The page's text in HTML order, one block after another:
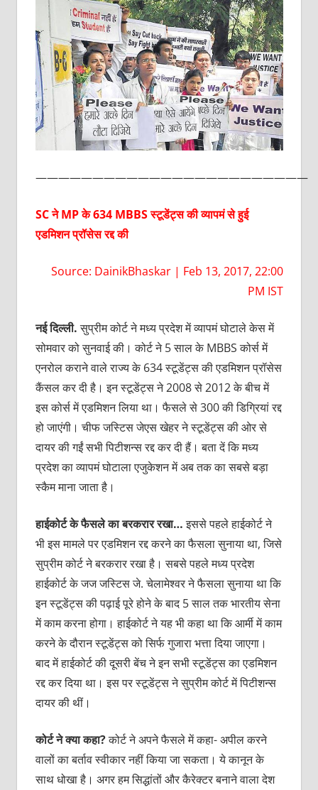
————————————————————————
SC ने MP के 634 MBBS स्टूडेंट्स की व्यापमं से हुई
एडमिशन प्रॉसेस रद्द की
Source: DainikBhaskar | Feb 13, 2017, 22:00
PM IST
नईदिल्ली.सुप्रीम कोर्ट ने मध्य प्रदेश में व्यापमं घोटाले केस में
सोमवार को सुनवाई की। कोर्ट ने 5 साल के MBBS कोर्स में
एनरोल कराने वाले राज्य के 634 स्टूडेंट्स की एडमिशन प्रॉसेस
कैंसल कर दी है। इन स्टूडेंट्स ने 2008 से 2012 के बीच में
इस कोर्स में एडमिशन लिया था। फैसले से 300 की डिग्रियां रद्द
हो जाएंगी। चीफ जस्टिस जेएस खेहर ने स्टूडेंट्स की ओर से
दायर की गईं सभी पिटीशन्स रद्द कर दी हैं। बता दें कि मध्य
प्रदेश का व्यापमं घोटाला एजुकेशन में अब तक का सबसे बड़ा
स्कैम माना जाता है।
हाईकोर्टकेफैसलेकाबरकराररखा…इससे पहले हाईकोर्ट ने
भी इस मामले पर एडमिशन रद्द करने का फैसला सुनाया था, जिसे
सुप्रीम कोर्ट ने बरकरार रखा है। सबसे पहले मध्य प्रदेश
हाईकोर्ट के जज जस्टिस जे. चेलामेश्वर ने फैसला सुनाया था कि
इन स्टूडेंट्स की पढ़ाई पूरे होने के बाद 5 साल तक भारतीय सेना
में काम करना होगा। हाईकोर्ट ने यह भी कहा था कि आर्मी में काम
करने के दौरान स्टूडेंट्स को सिर्फ गुजारा भत्ता दिया जाएगा।
बाद में हाईकोर्ट की दूसरी बेंच ने इन सभी स्टूडेंट्स का एडमिशन
रद्द कर दिया था। इस पर स्टूडेंट्स ने सुप्रीम कोर्ट में पिटीशन्स
दायर की थीं।
कोर्टनेक्याकहा?कोर्ट ने अपने फैसले में कहा- अपील करने
वालों का बर्ताव स्वीकार नहीं किया जा सकता। ये कानून के
साथ धोखा है। अगर हम सिद्धांतों और कैरेक्टर बनाने वाला देश